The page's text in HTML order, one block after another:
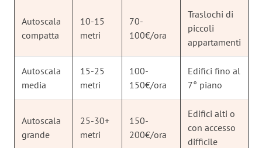
Autoscala
compatta
10-15
metri
70-
100€/ora
Traslochi di
piccoli
appartamenti
Autoscala
media
15-25
metri
100-
150€/ora
Edifici fino al
7° piano
Autoscala
grande
25-30+
metri
150-
200€/ora
Edifici alti o
con accesso
difficile